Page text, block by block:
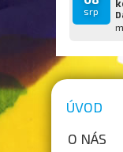
srp
ÚVOD
O NÁS